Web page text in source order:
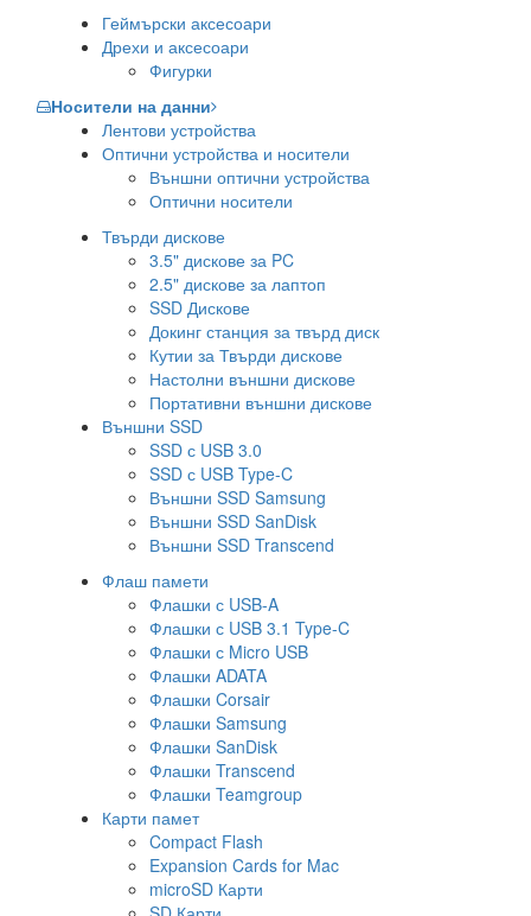
Геймърски аксесоари
Дрехи и аксесоари
Фигурки
Носители на данни
Лентови устройства
Оптични устройства и носители
Външни оптични устройства
Оптични носители
Твърди дискове
3.5" дискове за PC
2.5" дискове за лаптоп
SSD Дискове
Докинг станция за твърд диск
Кутии за Твърди дискове
Настолни външни дискове
Портативни външни дискове
Външни SSD
SSD с USB 3.0
SSD с USB Type-C
Външни SSD Samsung
Външни SSD SanDisk
Външни SSD Transcend
Флаш памети
Флашки с USB-A
Флашки с USB 3.1 Type-C
Флашки с Micro USB
Флашки ADATA
Флашки Corsair
Флашки Samsung
Флашки SanDisk
Флашки Transcend
Флашки Teamgroup
Карти памет
Compact Flash
Expansion Cards for Mac
microSD Карти